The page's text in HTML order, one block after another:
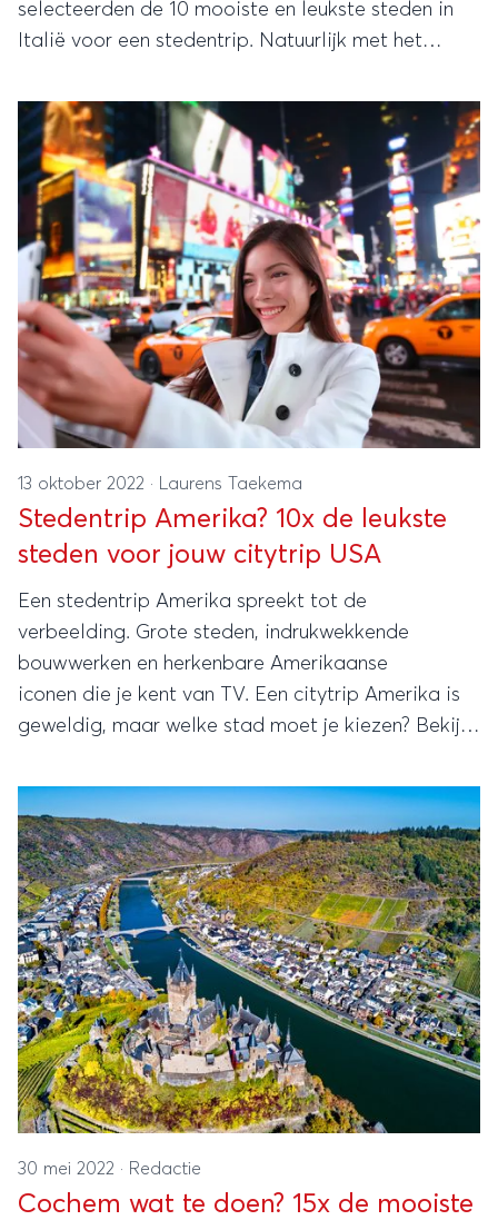
selecteerden de 10 mooiste en leukste steden in
Italië voor een stedentrip. Natuurlijk met het
Venetië, maar er zijn meer mooie steden om te
ontdekken. Bekijk onze tips!
13 oktober 2022 · Laurens Taekema
Stedentrip Amerika? 10x de leukste
steden voor jouw citytrip USA
Een stedentrip Amerika spreekt tot de
verbeelding. Grote steden, indrukwekkende
bouwwerken en herkenbare Amerikaanse
iconen die je kent van TV. Een citytrip Amerika is
geweldig, maar welke stad moet je kiezen? Bekijk
30 mei 2022 · Redactie
Cochem wat te doen? 15x de mooiste